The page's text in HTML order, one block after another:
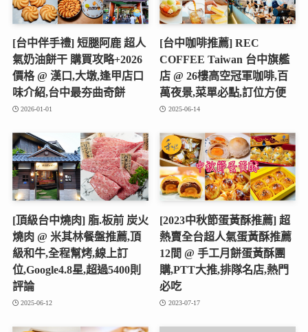
[台中伴手禮] 短腿阿鹿 超人
氣奶油餅干 購買攻略+2026
價格 @ 漢口,大墩,逢甲店口
味介紹,台中最夯曲奇餅
2026-01-01
[台中咖啡推薦] REC
COFFEE Taiwan 台中旗艦
店 @ 26樓高空冠軍咖啡,百
萬夜景,菜單必點,訂位方便
2025-06-14
[頂級台中燒肉] 脂.板前 炭火
燒肉 @ 米其林餐盤推薦,頂
級和牛,全程幫烤,線上訂
位,Google4.8星,超過5400則
評論
2025-06-12
[2023中秋節蛋黃酥推薦] 超
熱賣全台超人氣蛋黃酥推薦
12間 @ 手工月餅蛋黃酥團
購,PTT大推,排隊名店,熱門
必吃
2023-07-17